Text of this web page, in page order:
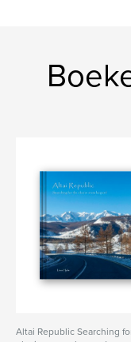
Altai Republic Searching